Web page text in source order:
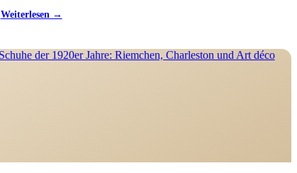
Weiterlesen →